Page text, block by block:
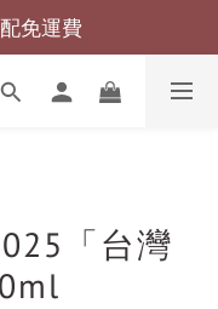
免運費
免運費
免運費
「台灣